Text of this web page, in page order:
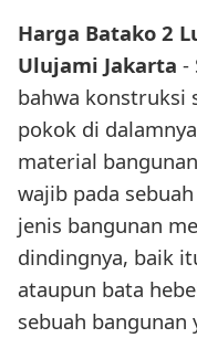
Harga Batako 2
Ulujami Jakarta -
bahwa konstruksi
pokok di
material
wajib pada
jenis bangunan
dindingnya, baik
ataupun bata
sebuah